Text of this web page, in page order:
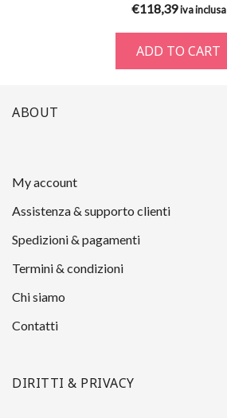
€118,39 iva inclusa
ADD TO CART
ABOUT
My account
Assistenza & supporto clienti
Spedizioni & pagamenti
Termini & condizioni
Chi siamo
Contatti
DIRITTI & PRIVACY